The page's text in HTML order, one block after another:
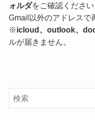
ォルダをご確認くださ
Gmail以外のアドレスで
※icloud、outlook、
ルが届きません。